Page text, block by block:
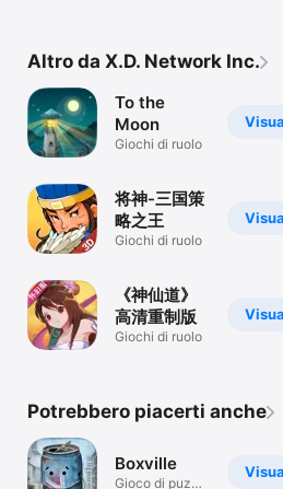
Altro da X.D. Network Inc.
To the
Moon
Giochi di ruolo
将神-三国策
略之王
Giochi di ruolo
《神仙道》
高清重制版
Giochi di ruolo
Potrebbero piacerti anche
Boxville
Gioco di puzzle